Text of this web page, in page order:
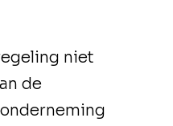
niet
de